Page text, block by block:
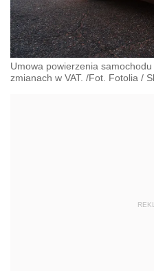
Umowa powierzenia
zmianach w VAT. /Fot. Fotolia /